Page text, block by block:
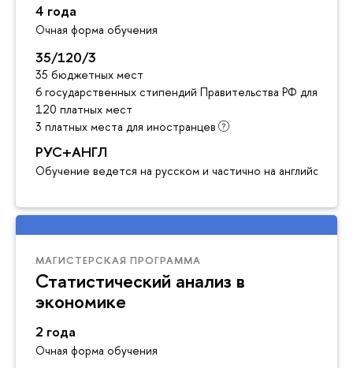
4 года
Очная форма обучения
35/120/3
35 бюджетных мест
6 государственных стипендий Правительства РФ для
120 платных мест
3 платных места для иностранцев
РУС+АНГЛ
Обучение ведется на русском и частично на английском
МАГИСТЕРСКАЯ ПРОГРАММА
Статистический анализ в
экономике
2 года
Очная форма обучения